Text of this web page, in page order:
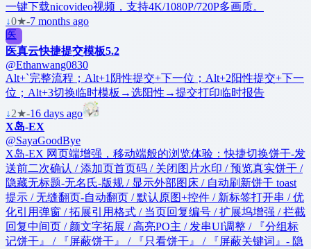
一键下载nicovideo视频，支持4K/1080P/720P多画质。
↓0★-7 months ago
医
医真云快捷提交模板5.2
@Ethanwang0830
Alt+`完整流程；Alt+1阴性提交+下一位；Alt+2阳性提交+下一
位；Alt+3切换临时模板→选阳性→提交打印临时报告
↓2★-16 days ago
X岛-EX
@SayaGoodBye
X岛-EX 网页端增强，移动端般的浏览体验：快捷切换饼干-发
送前二次确认 / 添加页首页码 / 关闭图片水印 / 预览真实饼干 /
隐藏无标题-无名氏-版规 / 显示外部图床 / 自动刷新饼干 toast
提示 / 无缝翻页-自动翻页 / 默认原图+控件 / 新标签打开串 / 优
化引用弹窗 / 拓展引用格式 / 当页回复编号 / 扩展坞增强 / 拦截
回复中间页 / 颜文字拓展 / 高亮PO主 / 发串UI调整 / 『分组标
记饼干』 / 『屏蔽饼干』 / 『只看饼干』 / 『屏蔽关键词』- 隐